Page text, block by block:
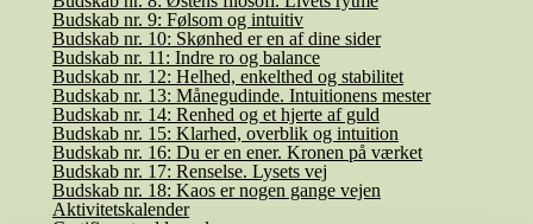
Budskab nr. 9: Følsom og intuitiv
Budskab nr. 10: Skønhed er en af dine sider
Budskab nr. 11: Indre ro og balance
Budskab nr. 12: Helhed, enkelthed og stabilitet
Budskab nr. 13: Månegudinde. Intuitionens mester
Budskab nr. 14: Renhed og et hjerte af guld
Budskab nr. 15: Klarhed, overblik og intuition
Budskab nr. 16: Du er en ener. Kronen på værket
Budskab nr. 17: Renselse. Lysets vej
Budskab nr. 18: Kaos er nogen gange vejen
Aktivitetskalender